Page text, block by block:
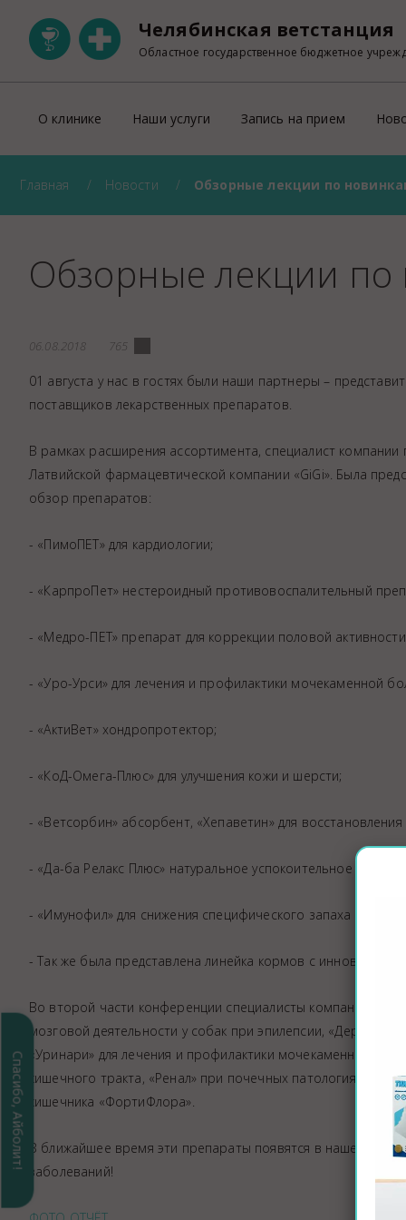
Спасибо, Айболит!
Челябинская ветстанция
Областное государственное бюджетное
О клинике
Ветеринарная клиника на Свердловском
Участковая ветеринарная лечебница
Ветеринарный кабинет на Университетской
Наши услуги
ОНЛАЙН запись на прием
Правила оказания платных
Регистрация домашних животных
Рентген
Видеоэндоскопия
Иммунопрофилактика
Терапевтическое отделение
ЭКГ
Запись на прием
Главная Новости Обзорные лекции по
Обзорные лекции
06.08.2018 765
01 августа у нас в гостях были наши партнеры –
поставщиков лекарственных препаратов.
В рамках расширения ассортимента, специалист
Латвийской фармацевтической компании «GiGi». Была
обзор препаратов:
- «ПимоПЕТ» для кардиологии;
- «КарпроПет» нестероидный противовоспалительный
- «Медро-ПЕТ» препарат для коррекции половой
- «Уро-Урси» для лечения и профилактики мочекаменной
- «АктиВет» хондропротектор;
- «КоД-Омега-Плюс» для улучшения кожи и шерсти;
- «Ветсорбин» абсорбент, «Хепаветин» для восстановления
- «Да-ба Релакс Плюс» натуральное успокоительное
- «Имунофил» для снижения специфического запаха у самок
- Так же была представлена линейка кормов с
Во второй части конференции специалисты компании
мозговой деятельности у собак при эпилепсии,
«Уринари» для лечения и профилактики мочекаменной
кишечного тракта, «Ренал» при почечных патологиях,
кишечника «ФортиФлора».
В ближайшее время эти препараты появятся в нашей
заболеваний!